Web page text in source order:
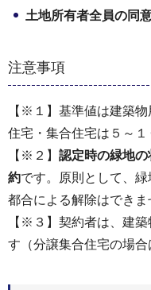
土地所有者全員の同
注意事項
【※１】基準値は建築
住宅・集合住宅は５～１
【※２】 認定時の緑地
約です。原則として、
都合による解除はできま
【※３】契約者は、建
す（分譲集合住宅の場合